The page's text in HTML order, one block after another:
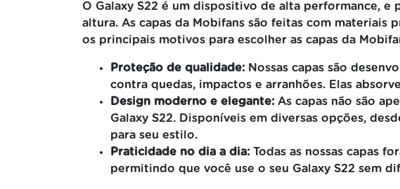
O Galaxy S22 é um dispositivo de alta performance,
altura. As capas da Mobifans são feitas com
os principais motivos para escolher as capas da
Proteção de qualidade: Nossas capas são
contra quedas, impactos e arranhões. Elas
Design moderno e elegante: As capas não são
Galaxy S22. Disponíveis em diversas opções,
para seu estilo.
Praticidade no dia a dia: Todas as nossas capas
permitindo que você use o seu Galaxy S22 sem